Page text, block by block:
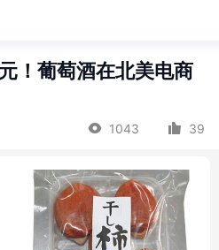
！葡萄酒在北美电商
1043 39